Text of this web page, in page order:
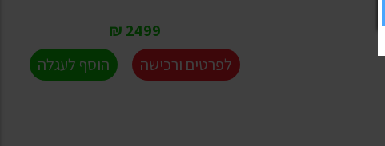
2499 ₪
לפרטים ורכישה
הוסף לעגלה